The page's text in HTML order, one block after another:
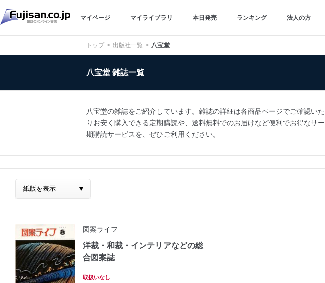
マイページ マイライブラリ 本日発売 ランキング 法人の方
トップ 出版社一覧 八宝堂
八宝堂 雑誌一覧
八宝堂の雑誌をご紹介しています。雑誌の詳細は各商品ページでご確認
りお安く購入できる定期購読や、送料無料でのお届けなど便利でお得な
期購読サービスを、ぜひご利用ください。
図案ライフ
洋裁・和裁・インテリアなどの総
合図案誌
取扱いなし